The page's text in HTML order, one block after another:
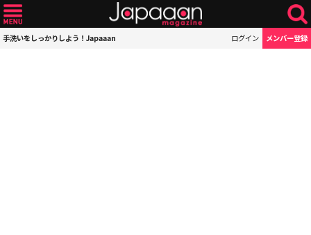
手洗いをしっかりしよう！Japaaan ログイン メンバー登録